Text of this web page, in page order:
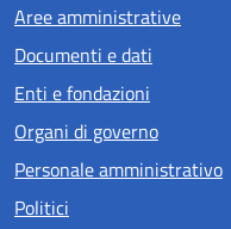
Aree amministrative
Documenti e dati
Enti e fondazioni
Organi di governo
Personale amministrativo
Politici